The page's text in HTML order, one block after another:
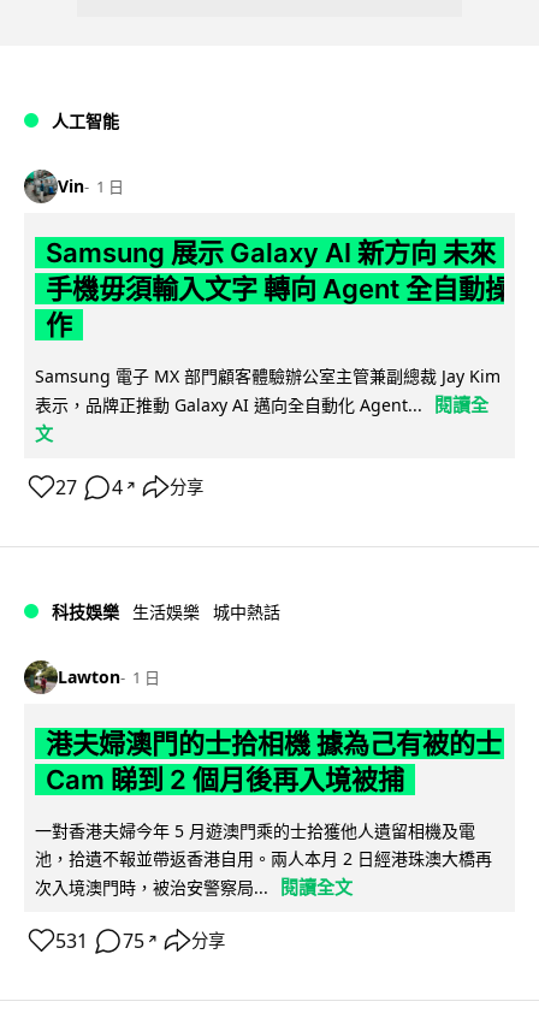
人工智能
Vin 1 日
Samsung 展示 Galaxy AI 新方向 未來
手機毋須輸入文字 轉向 Agent 全自動操
作
Samsung 電子 MX 部門顧客體驗辦公室主管兼副總裁 Jay Kim
表示，品牌正推動 Galaxy AI 邁向全自動化 Agent...
閱讀全
文
27 4 ↗ 分享
科技娛樂 生活娛樂 城中熱話
Lawton 1 日
港夫婦澳門的士拾相機 據為己有被的士
Cam 睇到 2 個月後再入境被捕
一對香港夫婦今年 5 月遊澳門乘的士拾獲他人遺留相機及電
池，拾遺不報並帶返香港自用。兩人本月 2 日經港珠澳大橋再
次入境澳門時，被治安警察局...
閱讀全文
531 75 ↗ 分享